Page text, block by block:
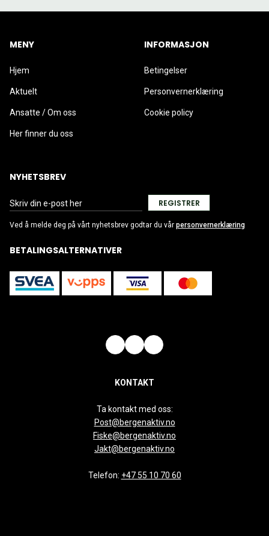
MENY
Hjem
Aktuelt
Ansatte / Om oss
Her finner du oss
INFORMASJON
Betingelser
Personvernerklæring
Cookie policy
NYHETSBREV
REGISTRER
Ved å melde deg på vårt nyhetsbrev godtar du vår personvernerklæring
BETALINGSALTERNATIVER
KONTAKT
Ta kontakt med oss:
Post@bergenaktiv.no
Fiske@bergenaktiv.no
Jakt@bergenaktiv.no
Telefon: +47 55 10 70 60